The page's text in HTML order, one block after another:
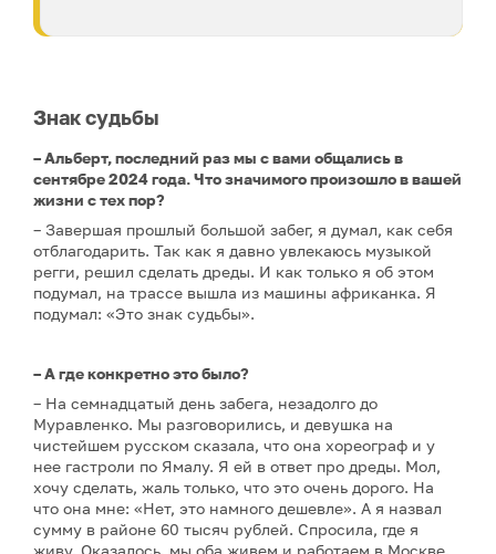
Знак судьбы
– Альберт, последний раз мы с вами общались в
сентябре 2024 года. Что значимого произошло в вашей
жизни с тех пор?
– Завершая прошлый большой забег, я думал, как себя
отблагодарить. Так как я давно увлекаюсь музыкой
регги, решил сделать дреды. И как только я об этом
подумал, на трассе вышла из машины африканка. Я
подумал: «Это знак судьбы».
– А где конкретно это было?
– На семнадцатый день забега, незадолго до
Муравленко. Мы разговорились, и девушка на
чистейшем русском сказала, что она хореограф и у
нее гастроли по Ямалу. Я ей в ответ про дреды. Мол,
хочу сделать, жаль только, что это очень дорого. На
что она мне: «Нет, это намного дешевле». А я назвал
сумму в районе 60 тысяч рублей. Спросила, где я
живу. Оказалось, мы оба живем и работаем в Москве.